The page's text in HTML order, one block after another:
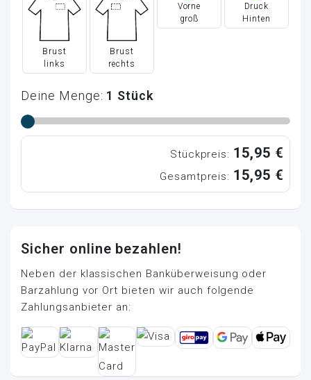
Brust
links
Brust
rechts
Vorne
groß
Druck
Hinten
Deine Menge: 1 Stück
Stückpreis: 15,95 €
Gesamtpreis: 15,95 €
Sicher online bezahlen!
Neben der klassischen Banküberweisung oder
Barzahlung vor Ort bieten wir auch folgende
Zahlungsanbieter an: